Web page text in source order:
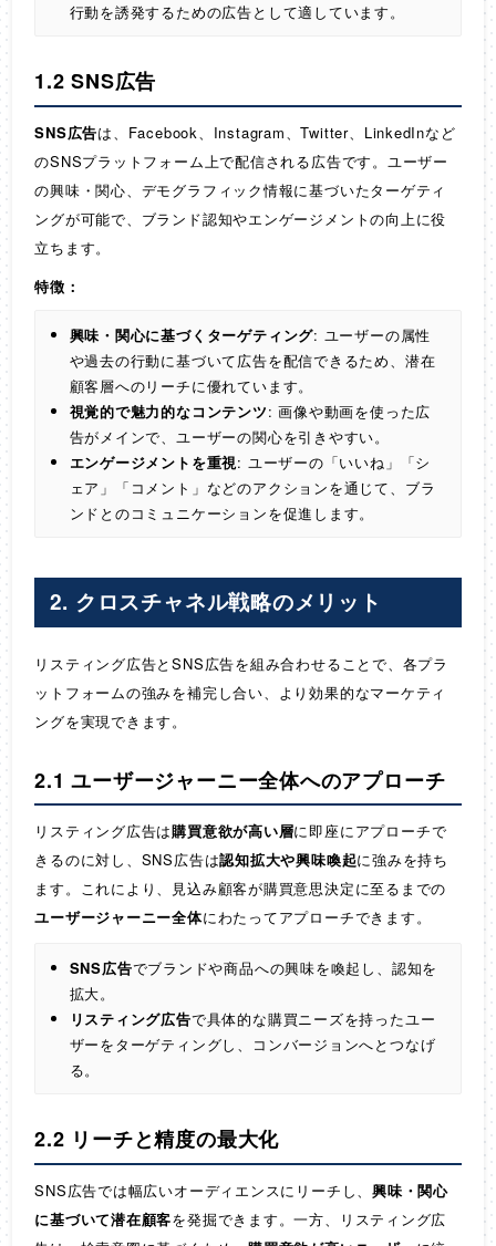
行動を誘発するための広告として適しています。
1.2 SNS広告
SNS広告は、Facebook、Instagram、Twitter、LinkedInなど
のSNSプラットフォーム上で配信される広告です。ユーザー
の興味・関心、デモグラフィック情報に基づいたターゲティ
ングが可能で、ブランド認知やエンゲージメントの向上に役
立ちます。
特徴：
興味・関心に基づくターゲティング: ユーザーの属性
や過去の行動に基づいて広告を配信できるため、潜在
顧客層へのリーチに優れています。
視覚的で魅力的なコンテンツ: 画像や動画を使った広
告がメインで、ユーザーの関心を引きやすい。
エンゲージメントを重視: ユーザーの「いいね」「シ
ェア」「コメント」などのアクションを通じて、ブラ
ンドとのコミュニケーションを促進します。
2. クロスチャネル戦略のメリット
リスティング広告とSNS広告を組み合わせることで、各プラ
ットフォームの強みを補完し合い、より効果的なマーケティ
ングを実現できます。
2.1 ユーザージャーニー全体へのアプローチ
リスティング広告は購買意欲が高い層に即座にアプローチで
きるのに対し、SNS広告は認知拡大や興味喚起に強みを持ち
ます。これにより、見込み顧客が購買意思決定に至るまでの
ユーザージャーニー全体にわたってアプローチできます。
SNS広告でブランドや商品への興味を喚起し、認知を
拡大。
リスティング広告で具体的な購買ニーズを持ったユー
ザーをターゲティングし、コンバージョンへとつなげ
る。
2.2 リーチと精度の最大化
SNS広告では幅広いオーディエンスにリーチし、興味・関心
に基づいて潜在顧客を発掘できます。一方、リスティング広